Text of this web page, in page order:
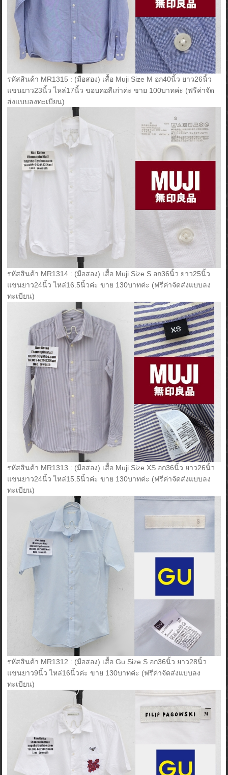
รหัสสินค้า MR1315 : (มือสอง) เสื้อ Muji Size M อก40นิ้ว ยาว26นิ้ว
แขนยาว23นิ้ว ไหล่17นิ้ว ขอบคอสีเก่าค่ะ ขาย 100บาทค่ะ (ฟรีค่าจัด
ส่งแบบลงทะเบียน)
รหัสสินค้า MR1314 : (มือสอง) เสื้อ Muji Size S อก36นิ้ว ยาว25นิ้ว
แขนยาว24นิ้ว ไหล่16.5นิ้วค่ะ ขาย 130บาทค่ะ (ฟรีค่าจัดส่งแบบลง
ทะเบียน)
รหัสสินค้า MR1313 : (มือสอง) เสื้อ Muji Size XS อก36นิ้ว ยาว26นิ้ว
แขนยาว24นิ้ว ไหล่15.5นิ้วค่ะ ขาย 130บาทค่ะ (ฟรีค่าจัดส่งแบบลง
ทะเบียน)
รหัสสินค้า MR1312 : (มือสอง) เสื้อ Gu Size S อก36นิ้ว ยาว28นิ้ว
แขนยาว9นิ้ว ไหล่16นิ้วค่ะ ขาย 130บาทค่ะ (ฟรีค่าจัดส่งแบบลง
ทะเบียน)